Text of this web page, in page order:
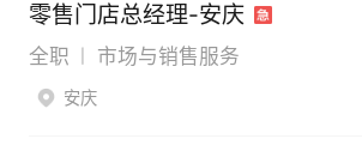
零售门店总经理-安庆
全职 市场与销售服务
安庆